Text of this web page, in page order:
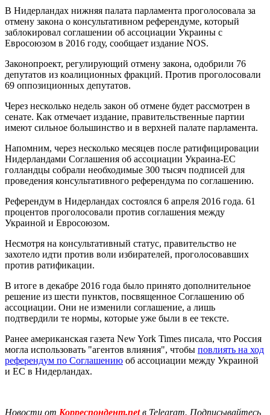
В Нидерландах нижняя палата парламента проголосовала за
отмену закона о консультативном референдуме, который
заблокировал соглашении об ассоциации Украины с
Евросоюзом в 2016 году, сообщает издание NOS.
Законопроект, регулирующий отмену закона, одобрили 76
депутатов из коалиционных фракций. Против проголосовали
69 оппозиционных депутатов.
Через несколько недель закон об отмене будет рассмотрен в
сенате. Как отмечает издание, правительственные партии
имеют сильное большинство и в верхней палате парламента.
Напомним, через несколько месяцев после ратифицировации
Нидерландами Соглашения об ассоциации Украина-ЕС
голландцы собрали необходимые 300 тысяч подписей для
проведения консультативного референдума по соглашению.
Референдум в Нидерландах состоялся 6 апреля 2016 года. 61
процентов проголосовали против соглашения между
Украиной и Евросоюзом.
Несмотря на консультативный статус, правительство не
захотело идти против воли избирателей, проголосовавших
против ратификации.
В итоге в декабре 2016 года было принято дополнительное
решение из шести пунктов, посвященное Соглашению об
ассоциации. Они не изменили соглашение, а лишь
подтвердили те нормы, которые уже были в ее тексте.
Ранее американская газета New York Times писала, что Россия
могла использовать "агентов влияния", чтобы повлиять на ход
референдум по Соглашению об ассоциации между Украиной
и ЕС в Нидерландах.
Новости от Корреспондент.netв Telegram. Подписывайтесь